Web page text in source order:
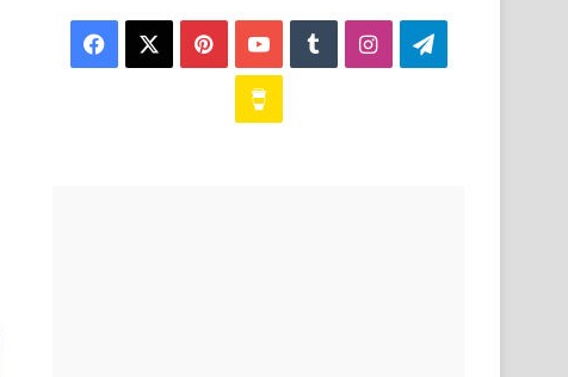
Facebook PinterestYouTubeTumblrInstagramTelegram